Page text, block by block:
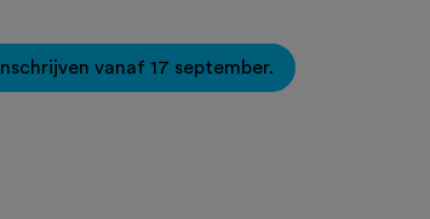
Inschrijven vanaf 17 september.